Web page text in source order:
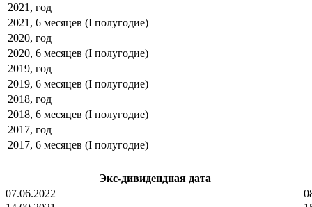
2021, год
2021, 6 месяцев (I полугодие)
2020, год
2020, 6 месяцев (I полугодие)
2019, год
2019, 6 месяцев (I полугодие)
2018, год
2018, 6 месяцев (I полугодие)
2017, год
2017, 6 месяцев (I полугодие)
Экс-дивидендная дата
07.06.2022